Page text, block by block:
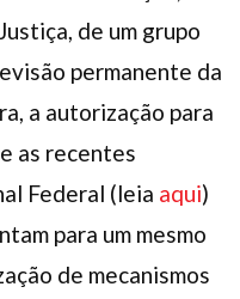
de um grupo
permanente da
a autorização para
as recentes
Federal (leia aqui)
para um mesmo
de mecanismos